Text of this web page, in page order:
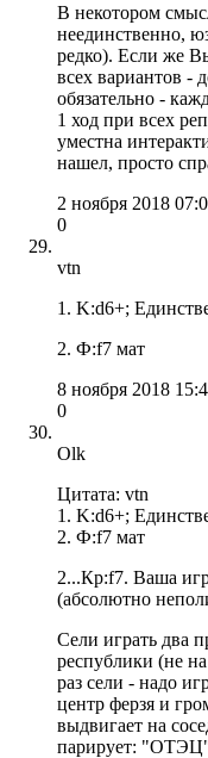
В некотором
неединственно,
редко). Если же
всех вариантов -
обязательно -
1 ход при всех
уместна
нашел, просто
2 ноября 2018
0
vtn
1. K:d6+;
2. Ф:f7 мат
8 ноября 2018
0
Olk
Цитата: vtn
1. K:d6+;
2. Ф:f7 мат
2...Кр:f7. Ваша
(абсолютно
Сели играть два
республики (не
раз сели - надо
центр ферзя и
выдвигает на
парирует: